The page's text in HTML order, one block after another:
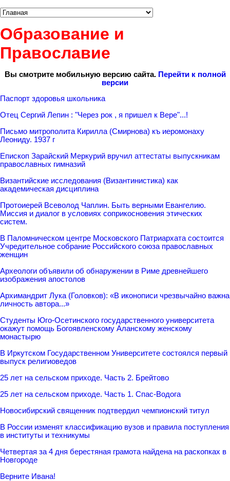
Образование и
Православие
Вы смотрите мобильную версию сайта. Перейти к полной
версии
Паспорт здоровья школьника
Отец Сергий Лепин : "Через рок , я пришел к Вере"...!
Письмо митрополита Кирилла (Смирнова) къ иеромонаху
Леониду. 1937 г
Епископ Зарайский Меркурий вручил аттестаты выпускникам
православных гимназий
Византийские исследования (Византинистика) как
академическая дисциплина
Протоиерей Всеволод Чаплин. Быть верными Евангелию.
Миссия и диалог в условиях соприкосновения этических
систем.
В Паломническом центре Московского Патриархата состоится
Учредительное собрание Российского союза православных
женщин
Археологи объявили об обнаружении в Риме древнейшего
изображения апостолов
Архимандрит Лука (Головков): «В иконописи чрезвычайно важна
личность автора...»
Студенты Юго-Осетинского государственного университета
окажут помощь Богоявленскому Аланскому женскому
монастырю
В Иркутском Государственном Университете состоялся первый
выпуск религиоведов
25 лет на сельском приходе. Часть 2. Брейтово
25 лет на сельском приходе. Часть 1. Спас-Водога
Новосибирский священник подтвердил чемпионский титул
В России изменят классификацию вузов и правила поступления
в институты и техникумы
Четвертая за 4 дня берестяная грамота найдена на раскопках в
Новгороде
Верните Ивана!